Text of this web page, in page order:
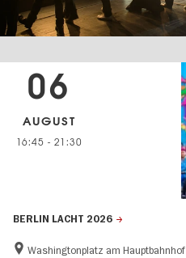
BERLIN LACHT 2026
Washingtonplatz am Hauptbahnhof
06
AUGUST
16:45 - 21:30